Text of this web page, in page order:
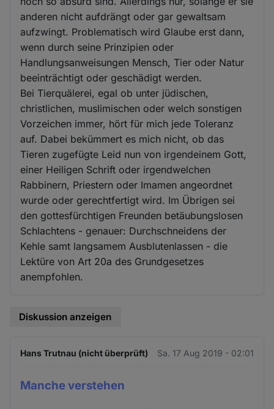
anderen nicht aufdrängt oder gar gewaltsam
aufzwingt. Problematisch wird Glaube erst dann,
wenn durch seine Prinzipien oder
Handlungsanweisungen Mensch, Tier oder Natur
beeinträchtigt oder geschädigt werden.
Bei Tierquälerei, egal ob unter jüdischen,
christlichen, muslimischen oder welch sonstigen
Vorzeichen immer, hört für mich jede Toleranz
auf. Dabei bekümmert es mich nicht, ob das
Tieren zugefügte Leid nun von irgendeinem Gott,
einer Heiligen Schrift oder irgendwelchen
Rabbinern, Priestern oder Imamen angeordnet
wurde oder gerechtfertigt wird. Im Übrigen sei
den gottesfürchtigen Freunden betäubungslosen
Schlachtens - genauer: Durchschneidens der
Kehle samt langsamem Ausblutenlassen - die
Lektüre von Art 20a des Grundgesetzes
anempfohlen.
Diskussion anzeigen
Hans Trutnau (nicht überprüft) Sa. 17 Aug 2019 - 02:01
Manche verstehen